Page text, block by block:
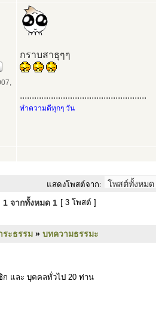
กราบสาธุๆๆ
.....................................................
ทำความดีทุกๆ วัน
แสดงโพสต์จาก:
1 จากทั้งหมด 1 [ 3 โพสต์ ]
ระธรรม » บทความธรรมะ
และ บุคคลทั่วไป 20 ท่าน